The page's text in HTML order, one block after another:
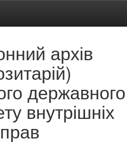
архів
державного
внутрішніх